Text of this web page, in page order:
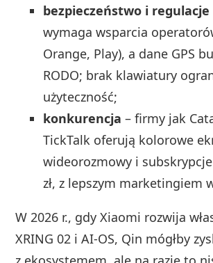
bezpieczeństwo i regulacje
wymaga wsparcia
Orange, Play), a dane GPS
RODO; brak klawiatury
użyteczność;
konkurencja – firmy jak
TickTalk oferują kolorowe
wideorozmowy i subskrypcje
zł, z lepszym marketingiem
W 2026 r., gdy Xiaomi rozwija
XRING 02 i AI‑OS, Qin mógłby